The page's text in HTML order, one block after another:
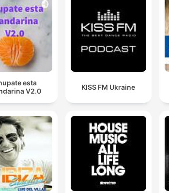
esta
V2.0
KISS FM Ukraine